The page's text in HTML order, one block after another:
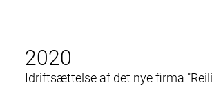
2020
Idriftsættelse af det nye firma